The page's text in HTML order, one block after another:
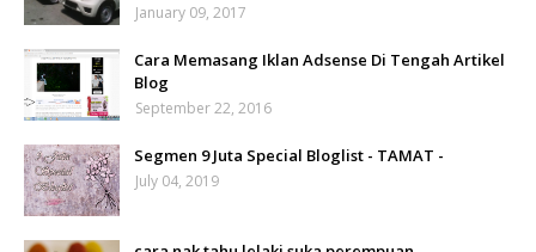
January 09, 2017
Cara Memasang Iklan Adsense Di Tengah Artikel
Blog
September 22, 2016
Segmen 9 Juta Special Bloglist - TAMAT -
July 04, 2019